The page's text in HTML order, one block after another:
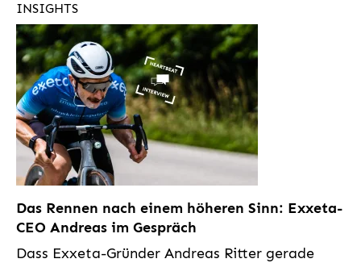
Das Rennen nach einem höheren Sinn: Exxeta-
CEO Andreas im Gespräch
Dass Exxeta-Gründer Andreas Ritter gerade
INSIGHTS